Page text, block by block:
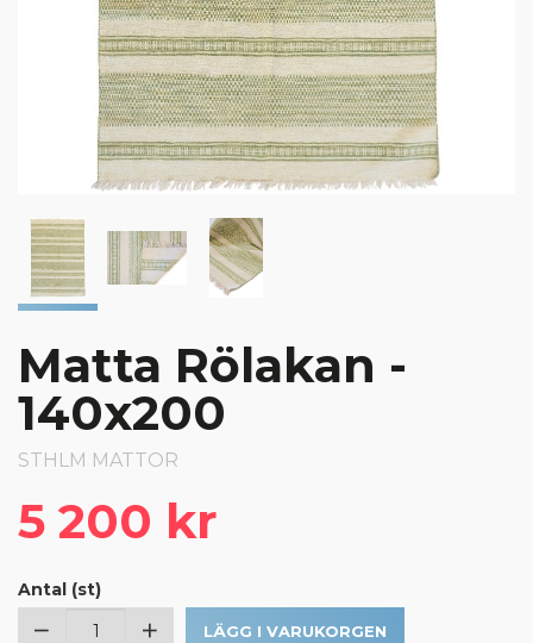
Matta Rölakan -
140x200
STHLM MATTOR
5 200 kr
Antal (st)
LÄGG I VARUKORGEN